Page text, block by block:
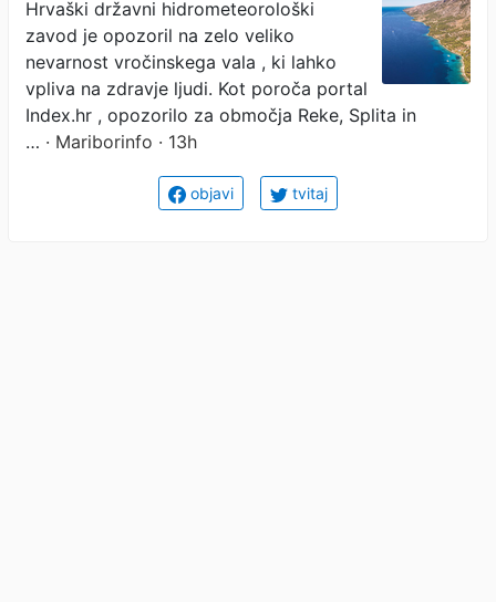
Hrvaški državni hidrometeorološki
zavod je opozoril na zelo veliko
nevarnost vročinskega vala , ki lahko
vpliva na zdravje ljudi. Kot poroča portal
Index.hr , opozorilo za območja Reke, Splita in
… · Mariborinfo · 13h
objavi tvitaj